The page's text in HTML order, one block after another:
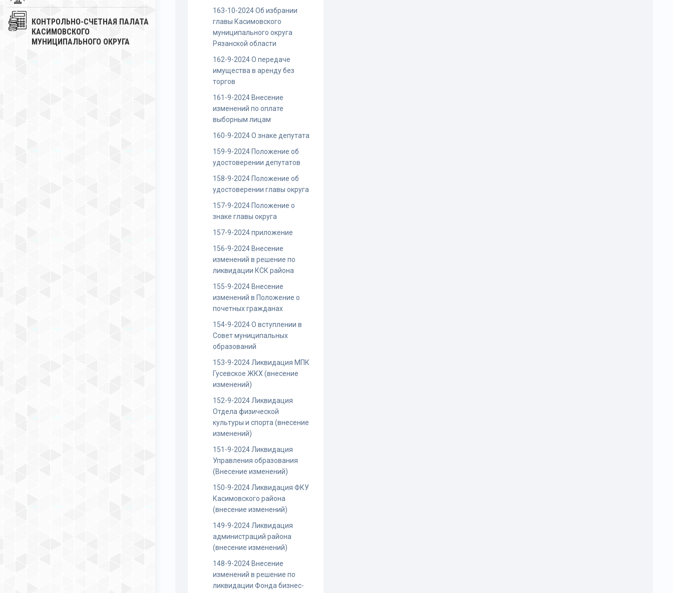
КОНТРОЛЬНО-СЧЕТНАЯ ПАЛАТА
КАСИМОВСКОГО
МУНИЦИПАЛЬНОГО ОКРУГА
163-10-2024 Об избрании
главы Касимовского
муниципального округа
Рязанской области
162-9-2024 О передаче
имущества в аренду без
торгов
161-9-2024 Внесение
изменений по оплате
выборным лицам
160-9-2024 О знаке депутата
159-9-2024 Положение об
удостоверении депутатов
158-9-2024 Положение об
удостоверении главы округа
157-9-2024 Положение о
знаке главы округа
157-9-2024 приложение
156-9-2024 Внесение
изменений в решение по
ликвидации КСК района
155-9-2024 Внесение
изменений в Положение о
почетных гражданах
154-9-2024 О вступлении в
Совет муниципальных
образований
153-9-2024 Ликвидация МПК
Гусевское ЖКХ (внесение
изменений)
152-9-2024 Ликвидация
Отдела физической
культуры и спорта (внесение
изменений)
151-9-2024 Ликвидация
Управления образования
(Внесение изменений)
150-9-2024 Ликвидация ФКУ
Касимовского района
(внесение изменений)
149-9-2024 Ликвидация
администраций района
(внесение изменений)
148-9-2024 Внесение
изменений в решение по
ликвидации Фонда бизнес-